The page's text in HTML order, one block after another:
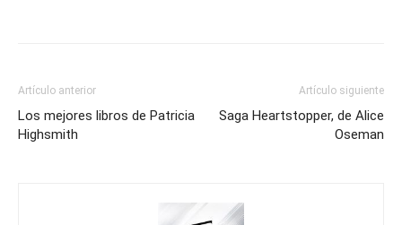
Artículo anterior
Los mejores libros de Patricia
Highsmith
Artículo siguiente
Saga Heartstopper, de Alice
Oseman